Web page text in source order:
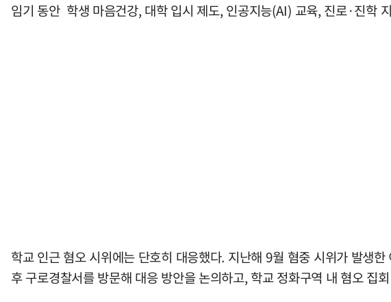
임기 동안 학생 마음건강, 대학 입시 제도, 인공지능(AI) 교육, 진로·진학
학교 인근 혐오 시위에는 단호히 대응했다. 지난해 9월 혐중 시위가 발생
후 구로경찰서를 방문해 대응 방안을 논의하고, 학교 정화구역 내 혐오 집